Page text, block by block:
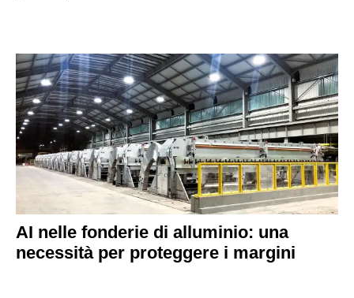
AI nelle fonderie di alluminio: una
necessità per proteggere i margini